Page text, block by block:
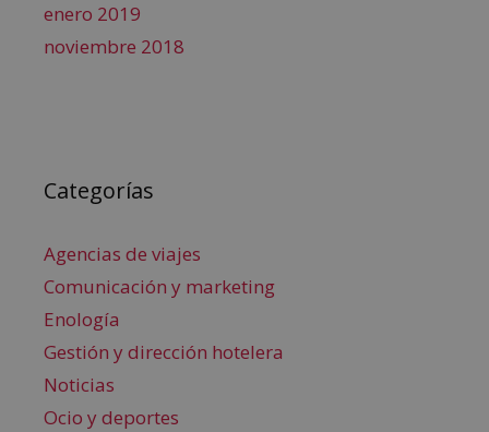
enero 2019
noviembre 2018
Categorías
Agencias de viajes
Comunicación y marketing
Enología
Gestión y dirección hotelera
Noticias
Ocio y deportes